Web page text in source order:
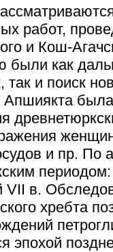
работ,
и Кош-
были как
так и поиск
Апшиякта
и пр. По
VII в.
хребта
эпохой